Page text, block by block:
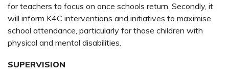
for teachers to focus on once schools return. Secondly, it
will inform K4C interventions and initiatives to maximise
school attendance, particularly for those children with
physical and mental disabilities.
SUPERVISION